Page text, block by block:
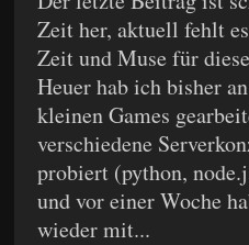
Zeit her, aktuell fehlt
Zeit und Muse für
Heuer hab ich bisher
kleinen Games
verschiedene
probiert (python,
und vor einer Woche
wieder mit...